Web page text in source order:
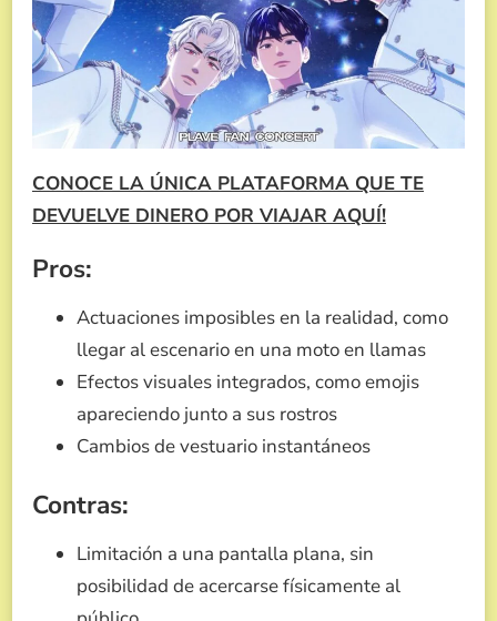
CONOCE LA ÚNICA PLATAFORMA QUE TE
DEVUELVE DINERO POR VIAJAR AQUÍ!
Pros:
Actuaciones imposibles en la realidad, como
llegar al escenario en una moto en llamas
Efectos visuales integrados, como emojis
apareciendo junto a sus rostros
Cambios de vestuario instantáneos
Contras:
Limitación a una pantalla plana, sin
posibilidad de acercarse físicamente al